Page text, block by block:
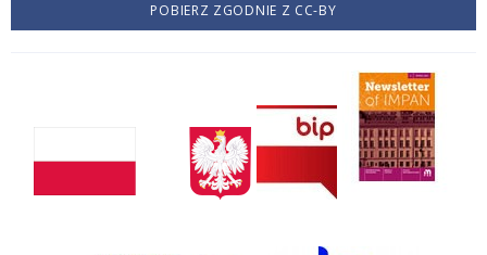
POBIERZ ZGODNIE Z CC-BY